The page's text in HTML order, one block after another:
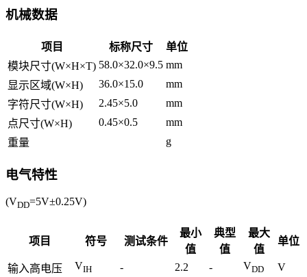
机械数据
项目 标称尺寸
单位
模块尺寸(W×H×T) 58.0×32.0×9.5 mm
显示区域(W×H)
36.0×15.0
mm
字符尺寸(W×H)
2.45×5.0
mm
点尺寸(W×H)
0.45×0.5
mm
重量
g
电气特性
(VDD=5V±0.25V)
项目 符号 测试条件
最小
值
典型
值
最大
值
单位
输入高电压 VIH - 2.2 - VDD
V